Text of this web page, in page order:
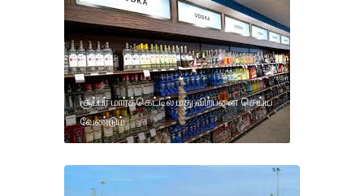
சூப்பர் மார்க்கெட்டில் மது விற்பனை செய்ய
வேண்டும்